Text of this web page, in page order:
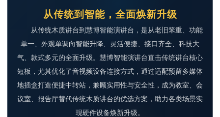
从传统到智能，全面焕新升级
从传统木质讲台到慧博智能演讲台，是从老旧笨重、功能
单一、外观单调向智能升降、灵活便捷、接口齐全、科技大
气、款式多元的全面升级。慧博智能演讲台直击传统讲台核心
短板，尤其优化了音视频设备连接方式，通过适配预留多媒体
地插盒打造便捷中转站，兼顾实用性与安全性，成为教室、会
议室、报告厅替代传统木质讲台的优选方案，助力各类场景实
现硬件设备焕新升级。